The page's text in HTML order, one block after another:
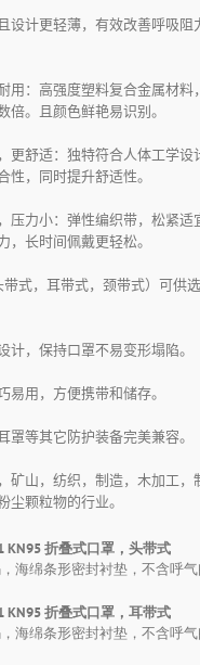
设计更轻薄，有效改善呼吸阻
用：高强度塑料复合金属材料
倍。且颜色鲜艳易识别。
更舒适：独特符合人体工学设
性，同时提升舒适性。
压力小：弹性编织带，松紧适
，长时间佩戴更轻松。
式，耳带式，颈带式）可供
计，保持口罩不易变形塌陷。
易用，方便携带和储存。
罩等其它防护装备完美兼容。
矿山，纺织，制造，木加工，
尘颗粒物的行业。
KN95 折叠式口罩，头带式
海绵条形密封衬垫，不含呼
KN95 折叠式口罩，耳带式
海绵条形密封衬垫，不含呼